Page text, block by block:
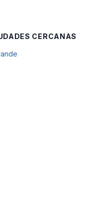
CERCANAS